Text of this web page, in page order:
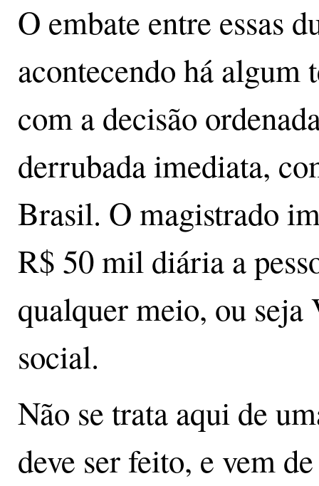
O embate entre essas
acontecendo há algum
com a decisão
derrubada imediata,
Brasil. O magistrado
R$ 50 mil diária a
qualquer meio, ou seja
social.
Não se trata aqui de
deve ser feito, e vem